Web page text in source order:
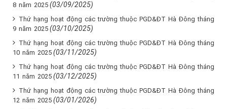
8 năm 2025 (03/09/2025)
Thứ hạng hoạt động các trường thuộc PGD&ĐT Hà Đông tháng
9 năm 2025 (03/10/2025)
Thứ hạng hoạt động các trường thuộc PGD&ĐT Hà Đông tháng
10 năm 2025 (03/11/2025)
Thứ hạng hoạt động các trường thuộc PGD&ĐT Hà Đông tháng
11 năm 2025 (03/12/2025)
Thứ hạng hoạt động các trường thuộc PGD&ĐT Hà Đông tháng
12 năm 2025 (03/01/2026)